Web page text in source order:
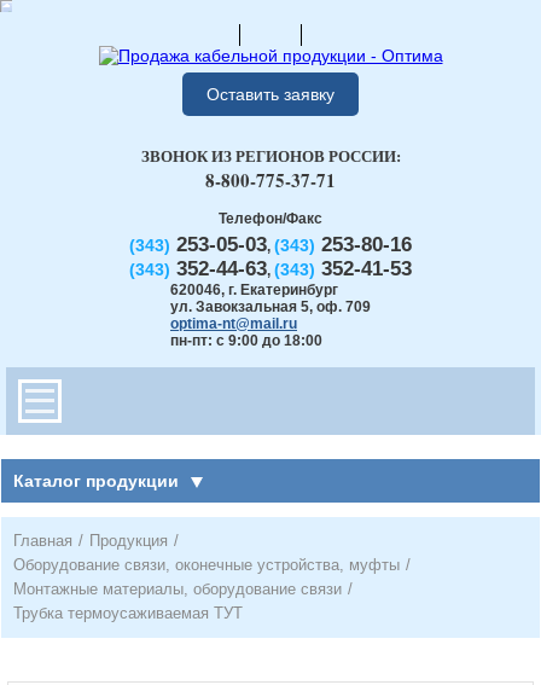
Оставить заявку
Телефон/Факс
(343) 253-05-03, (343) 253-80-16
(343) 352-44-63, (343) 352-41-53
620046, г. Екатеринбург
ул. Завокзальная 5, оф. 709
optima-nt@mail.ru
пн-пт: с 9:00 до 18:00
ЗВОНОК ИЗ РЕГИОНОВ РОССИИ:
8-800-775-37-71
Каталог продукции
Главная / Продукция /
Оборудование связи, оконечные устройства, муфты /
Монтажные материалы, оборудование связи /
Трубка термоусаживаемая ТУТ